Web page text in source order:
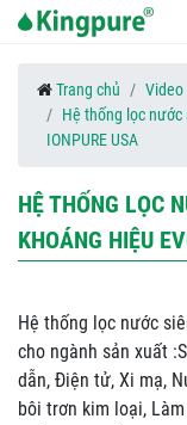
Trang chủ
Video
Hệ thống lọc nước
IONPURE USA
HỆ THỐNG LỌC
KHOÁNG HIỆU
Hệ thống lọc nước
cho ngành sản xuất
dẫn, Điện tử, Xi mạ,
bôi trơn kim loại,